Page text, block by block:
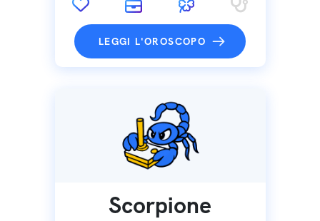
LEGGI L'OROSCOPO
Scorpione